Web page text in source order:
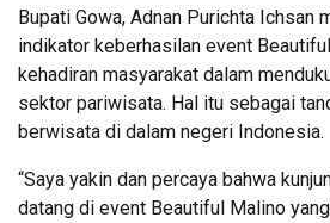
Bupati Gowa, Adnan Purichta Ichsan
indikator keberhasilan event
kehadiran masyarakat dalam
sektor pariwisata. Hal itu sebagai
berwisata di dalam negeri Indonesia.
“Saya yakin dan percaya bahwa
datang di event Beautiful Malino